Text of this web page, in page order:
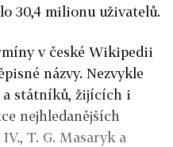
30,4 milionu uživatelů.
v české Wikipedii
názvy. Nezvykle
státníků, žijících i
nejhledanějších
T. G. Masaryk a